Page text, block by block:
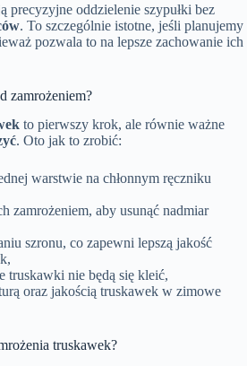
precyzyjne oddzielenie szypułki bez
. To szczególnie istotne, jeśli planujemy
pozwala to na lepsze zachowanie ich
zamrożeniem?
to pierwszy krok, ale równie ważne
. Oto jak to zrobić:
warstwie na chłonnym ręczniku
zamrożeniem, aby usunąć nadmiar
szronu, co zapewni lepszą jakość
truskawki nie będą się kleić,
oraz jakością truskawek w zimowe
truskawek?